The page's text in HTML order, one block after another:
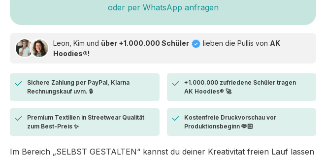
oder per WhatsApp anfragen
Leon, Kim und über +1.000.000 Schüler lieben die Pullis von AK
Hoodies®!
Sichere Zahlung per PayPal, Klarna
Rechnungskauf uvm. 🔒
+1.000.000 zufriedene Schüler tragen
AK Hoodies® 🚀
Premium Textilien in Streetwear Qualität
zum Best-Preis ✨
Kostenfreie Druckvorschau vor
Produktionsbeginn 🫶🏻
Im Bereich „SELBST GESTALTEN“ kannst du deiner Kreativität freien Lauf lassen